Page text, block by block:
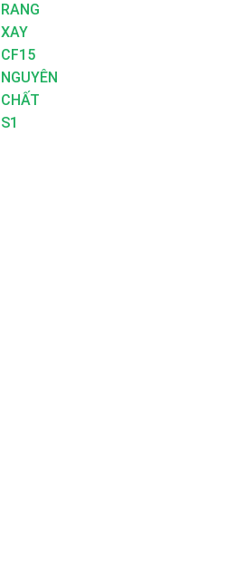
RANG
XAY
CF15
NGUYÊN
CHẤT
S1